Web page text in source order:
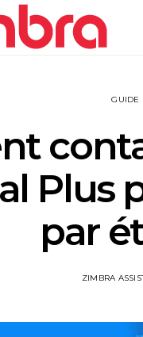
GUIDE
Plus
par
ZIMBRA